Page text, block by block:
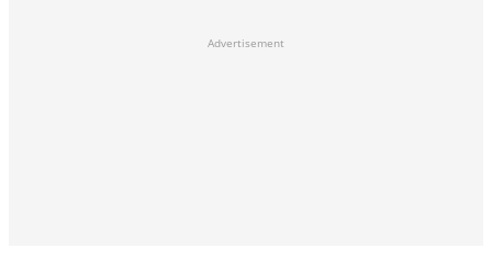
Advertisement